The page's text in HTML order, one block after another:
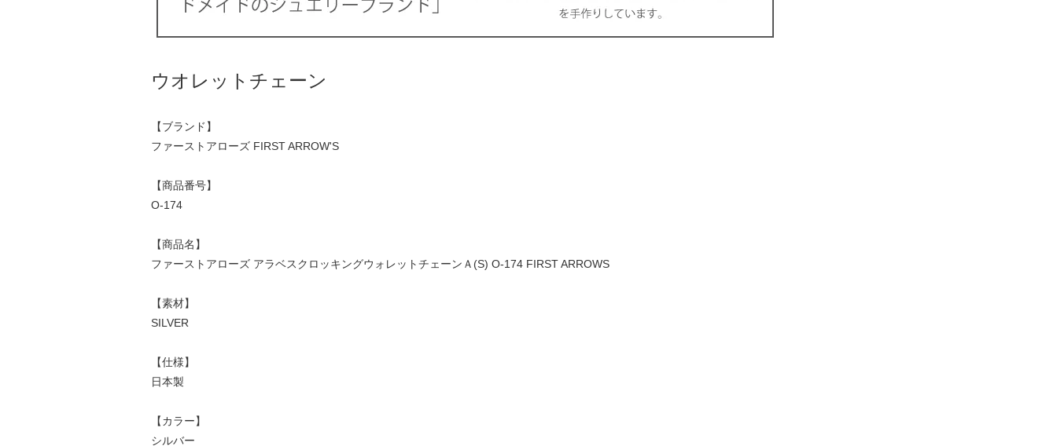
ウオレットチェーン
【ブランド】
ファーストアローズ FIRST ARROW'S
【商品番号】
O-174
【商品名】
ファーストアローズ アラベスクロッキングウォレットチェーンＡ(S) O-174 FIRST ARROWS
【素材】
SILVER
【仕様】
日本製
【カラー】
シルバー